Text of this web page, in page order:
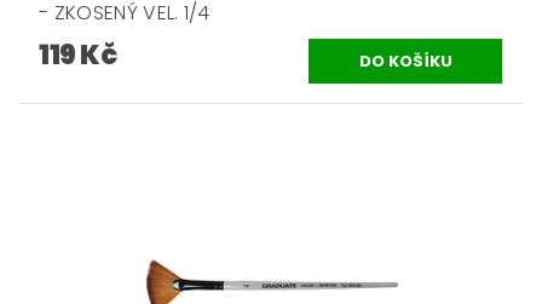
- ZKOSENÝ VEL. 1/4
119 Kč